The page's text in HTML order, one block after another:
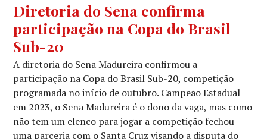
Diretoria do Sena confirma
participação na Copa do Brasil
Sub-20
A diretoria do Sena Madureira confirmou a
participação na Copa do Brasil Sub-20, competição
programada no início de outubro. Campeão Estadual
em 2023, o Sena Madureira é o dono da vaga, mas como
não tem um elenco para jogar a competição fechou
uma parceria com o Santa Cruz visando a disputa do